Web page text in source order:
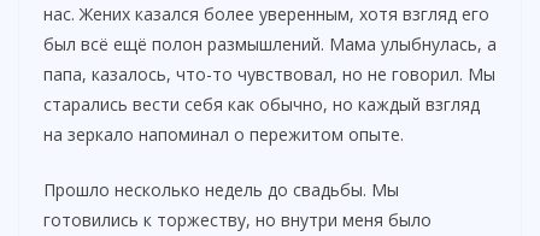
нас. Жених казался более уверенным, хотя взгляд его
был всё ещё полон размышлений. Мама улыбнулась, а
папа, казалось, что-то чувствовал, но не говорил. Мы
старались вести себя как обычно, но каждый взгляд
на зеркало напоминал о пережитом опыте.
Прошло несколько недель до свадьбы. Мы
готовились к торжеству, но внутри меня было